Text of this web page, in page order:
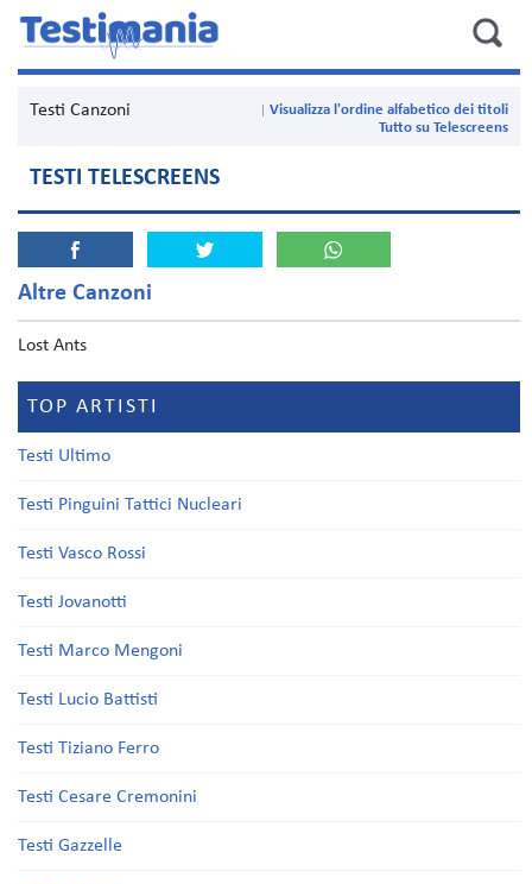
Testi Canzoni
Visualizza l'ordine alfabetico dei titoli
Tutto su Telescreens
TESTI TELESCREENS
Altre Canzoni
Lost Ants
TOP ARTISTI
Testi Ultimo
Testi Pinguini Tattici Nucleari
Testi Vasco Rossi
Testi Jovanotti
Testi Marco Mengoni
Testi Lucio Battisti
Testi Tiziano Ferro
Testi Cesare Cremonini
Testi Gazzelle